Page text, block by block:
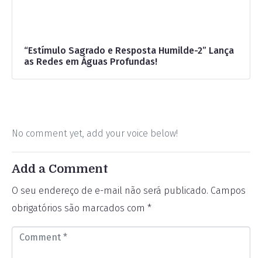
“Estímulo Sagrado e Resposta Humilde-2” Lança
as Redes em Águas Profundas!
No comment yet, add your voice below!
Add a Comment
O seu endereço de e-mail não será publicado. Campos
obrigatórios são marcados com *